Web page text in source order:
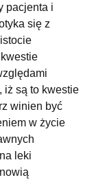
pacjenta i
się z
iż są to kwestie
winien być
w życie
leki